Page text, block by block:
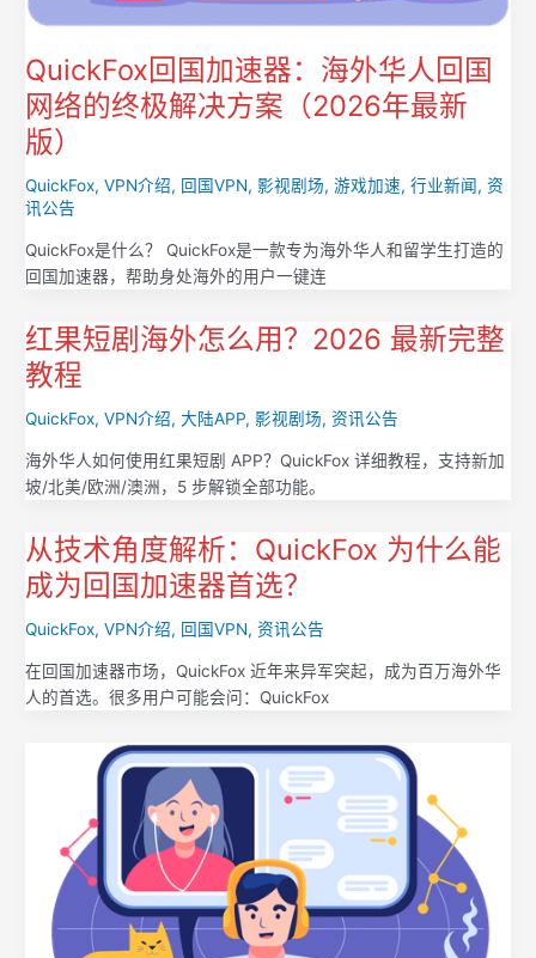
QuickFox回国加速器：海外华人回国
网络的终极解决方案（2026年最新
版）
QuickFox,VPN介绍, 回国VPN,影视剧场,游戏加速,行业新闻,资
讯公告
QuickFox是什么？ QuickFox是一款专为海外华人和留学生打造的
回国加速器，帮助身处海外的用户一键连
红果短剧海外怎么用？2026 最新完整
教程
QuickFox,VPN介绍,大陆APP,影视剧场,资讯公告
海外华人如何使用红果短剧 APP？QuickFox 详细教程，支持新加
坡/北美/欧洲/澳洲，5 步解锁全部功能。
从技术角度解析：QuickFox 为什么能
成为回国加速器首选？
QuickFox,VPN介绍, 回国VPN,资讯公告
在回国加速器市场，QuickFox 近年来异军突起，成为百万海外华
人的首选。很多用户可能会问：QuickFox